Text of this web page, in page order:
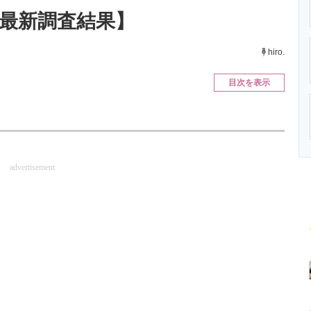
ス専門サイト 電子設計の基本と応用 エネルギーの
新調査結果】
hiro.
目次を表示
advertisement